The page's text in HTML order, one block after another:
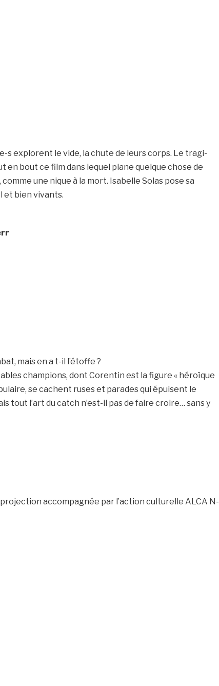
s explorent le vide, la chute de leurs corps. Le tragi-
en bout ce film dans lequel plane quelque chose de
une nique à la mort. Isabelle Solas pose sa
et bien vivants.
mais en a t-il l’étoffe ?
champions, dont Corentin est la figure « héroïque
se cachent ruses et parades qui épuisent le
tout l’art du catch n’est-il pas de faire croire… sans y
accompagnée par l’action culturelle ALCA N-